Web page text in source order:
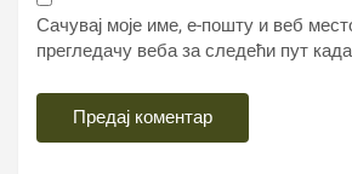
Сачувај моје име, е-пошту и веб
прегледачу веба за следећи пут